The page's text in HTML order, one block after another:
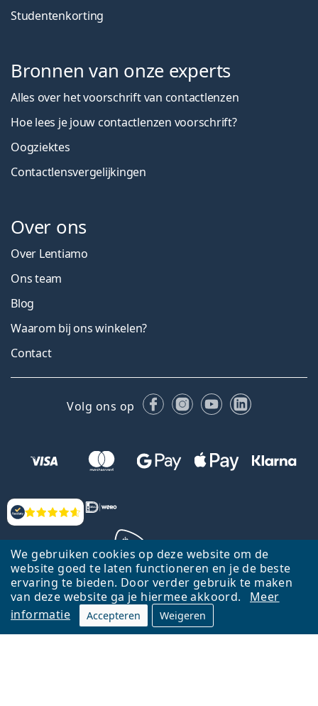
We gebruiken cookies op deze website om de
website goed te laten functioneren en je de beste
ervaring te bieden. Door verder gebruik te maken
van deze website ga je hiermee akkoord.
Meer
informatie
Accepteren Weigeren
Beoordelingen
Studentenkorting
Bronnen van onze experts
Alles over het voorschrift van contactlenzen
Hoe lees je jouw contactlenzen voorschrift?
Oogziektes
Contactlensvergelijkingen
Over ons
Over Lentiamo
Ons team
Blog
Waarom bij ons winkelen?
Contact
Volg ons op FacebookInstagram
YouTubeLinkedIn
Terug naar de homepagina
Ga omhoog
Lentiamo.nl is eigendom van en wordt beheerd door Lentiamo s.r.o.,
Tsjechië
Hier al 18 jaar voor jou.